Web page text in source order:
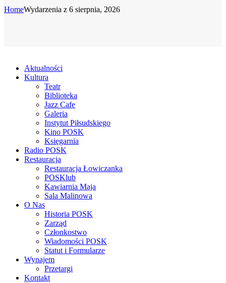
HomeWydarzenia z 6 sierpnia, 2026
Aktualności
Kultura
Teatr
Biblioteka
Jazz Cafe
Galeria
Instytut Piłsudskiego
Kino POSK
Księgarnia
Radio POSK
Restauracja
Restauracja Łowiczanka
POSKlub
Kawiarnia Maja
Sala Malinowa
O Nas
Historia POSK
Zarząd
Członkostwo
Wiadomości POSK
Statut i Formularze
Wynajem
Przetargi
Kontakt